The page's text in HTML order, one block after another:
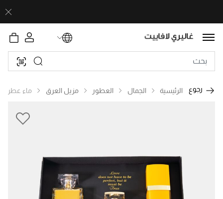
رجوع الرئيسية الجمال العطور مزيل العرق ماء عطر